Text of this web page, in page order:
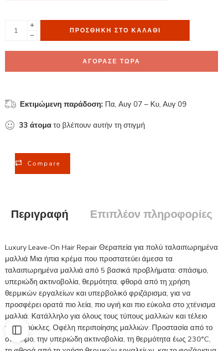
ΠΡΟΣΘΉΚΗ ΣΤΟ ΚΑΛΆΘΙ
ΑΓΟΡΑΣΕ ΤΩΡΑ
Εκτιμώμενη παράδοση: Πα, Αυγ 07 – Κυ, Αυγ 09
33 άτομα το βλέπουν αυτήν τη στιγμή
Compare
Περιγραφή Επιπλέον πληροφορίες
Luxury Leave-On Hair Repair Θεραπεία για πολύ ταλαιπωρημένα
μαλλιά Μια ήπια κρέμα που προστατεύει άμεσα τα
ταλαιπωρημένα μαλλιά από 5 βασικά προβλήματα: σπάσιμο,
υπεριώδη ακτινοβολία, θερμότητα, φθορά από τη χρήση
θερμικών εργαλείων και υπερβολικό φριζάρισμα, για να
προσφέρει ορατά πιο λεία, πιο υγιή και πιο εύκολα στο χτένισμα
μαλλιά. Κατάλληλο για όλους τους τύπους μαλλιών και τέλειο
για μπούκλες. Οφέλη περιποίησης μαλλιών: Προστασία από το
σπάσιμο, την υπεριώδη ακτινοβολία, τη θερμότητα έως 230°C,